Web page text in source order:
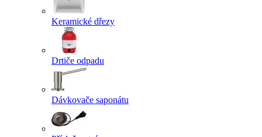
Keramické dřezy
Drtiče odpadu
Dávkovače saponátu